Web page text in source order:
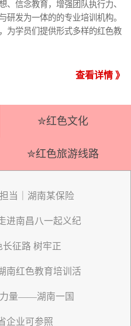
、信念教育，增强团队执行力、
研发为一体的的专业培训机构。
为学员们提供形式多样的红色教
查看详情 》
✮红色文化
✮红色旅游线路
当｜湖南某保险
进南昌八一起义纪
长征路 树牢正
南红色教育培训活
力量——湖南一国
企业可参照